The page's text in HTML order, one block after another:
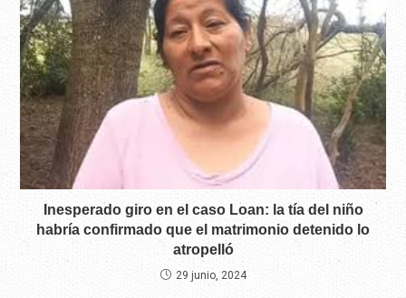
Inesperado giro en el caso Loan: la tía del niño
habría confirmado que el matrimonio detenido lo
atropelló
29 junio, 2024